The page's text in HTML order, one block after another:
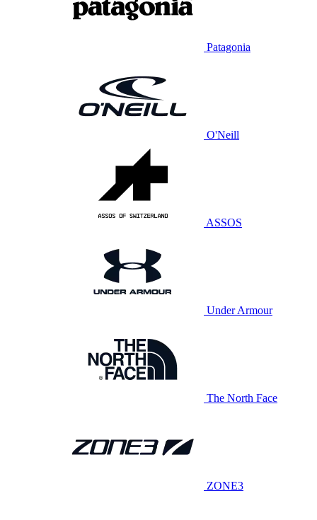
Patagonia
O'Neill
ASSOS
Under Armour
The North Face
ZONE3